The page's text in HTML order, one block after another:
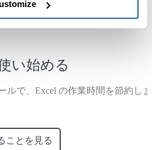
い始める
で、Excel の作業時間を節約しま
ことを見る